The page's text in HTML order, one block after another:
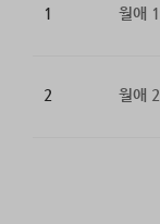
1 월애 1
2 월애 2